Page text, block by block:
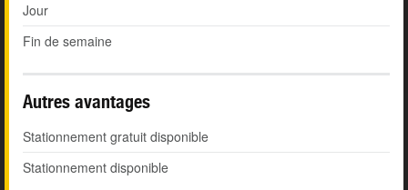
Jour
Fin de semaine
Autres avantages
Stationnement gratuit disponible
Stationnement disponible